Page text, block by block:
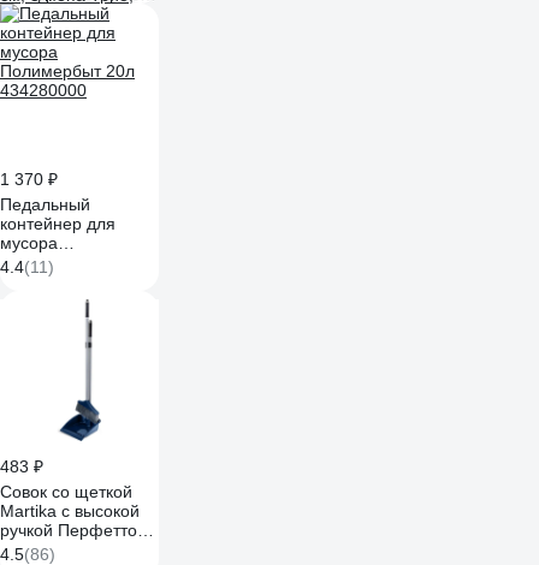
УльтраСпид Про: 2
ведра 25 л + 10 л,
отжим, рычаг,
платформа на
колесах,
см, 3 мопа Трио,
салфетка
ПВАмикро, р-
МикронКвик, р-
МикроТафф Бэ
166377
1 370 ₽
Педальный
контейнер для
мусора
Полимербыт 20л
434280000
4.4(11)
483 ₽
Совок со щеткой
Martika с высокой
ручкой Перфетто
синий С863СИН
4.5(86)